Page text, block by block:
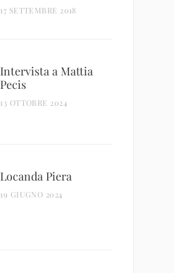
17 SETTEMBRE 2018
Intervista a Mattia
Pecis
13 OTTOBRE 2024
Locanda Piera
19 GIUGNO 2024